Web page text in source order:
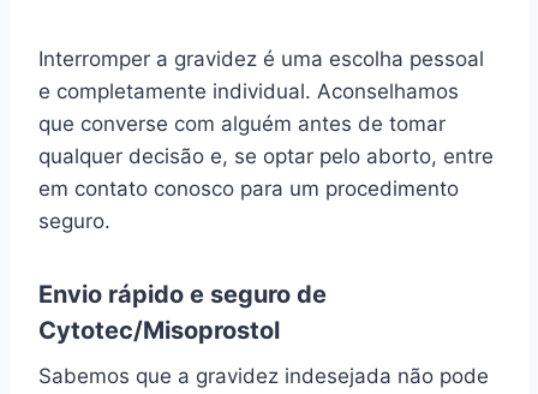
Interromper a gravidez é uma escolha pessoal
e completamente individual. Aconselhamos
que converse com alguém antes de tomar
qualquer decisão e, se optar pelo aborto, entre
em contato conosco para um procedimento
seguro.
Envio rápido e seguro de
Cytotec/Misoprostol
Sabemos que a gravidez indesejada não pode